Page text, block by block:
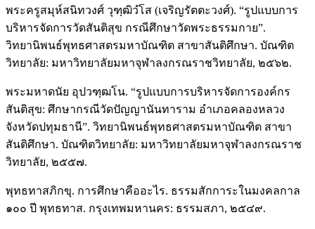
พระครูสมุห์สนิทวงศ์ วุฑฺฒิวํโส (เจริญรัตตะวงศ์). “รูปแบบการ
บริหารจัดการวัดสันติสุข กรณีศึกษาวัดพระธรรมกาย”.
วิทยานิพนธ์พุทธศาสตรมหาบัณฑิต สาขาสันติศึกษา. บัณฑิต
วิทยาลัย: มหาวิทยาลัยมหาจุฬาลงกรณราชวิทยาลัย, ๒๕๖๒.
พระมหาดนัย อุปวฑฺฒโน. “รูปแบบการบริหารจัดการองค์กร
สันติสุข: ศึกษากรณีวัดปัญญานันทาราม อำเภอคลองหลวง
จังหวัดปทุมธานี”. วิทยานิพนธ์พุทธศาสตรมหาบัณฑิต สาขา
สันติศึกษา. บัณฑิตวิทยาลัย: มหาวิทยาลัยมหาจุฬาลงกรณราช
วิทยาลัย, ๒๕๕๗.
พุทธทาสภิกขุ. การศึกษาคืออะไร. ธรรมสักการะในมงคลกาล
๑๐๐ ปี พุทธทาส. กรุงเทพมหานคร: ธรรมสภา, ๒๕๔๙.